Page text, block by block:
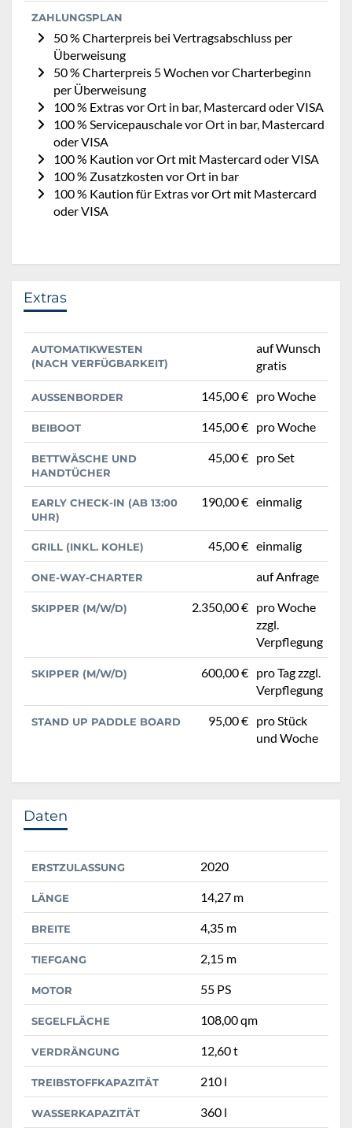
ZAHLUNGSPLAN
50 % Charterpreis bei Vertragsabschluss per
Überweisung
50 % Charterpreis 5 Wochen vor Charterbeginn
per Überweisung
100 % Extras vor Ort in bar, Mastercard oder VISA
100 % Servicepauschale vor Ort in bar, Mastercard
oder VISA
100 % Kaution vor Ort mit Mastercard oder VISA
100 % Zusatzkosten vor Ort in bar
100 % Kaution für Extras vor Ort mit Mastercard
oder VISA
Extras
AUTOMATIKWESTEN
(NACH VERFÜGBARKEIT)
auf Wunsch
gratis
AUSSENBORDER 145,00 € pro Woche
BEIBOOT 145,00 € pro Woche
BETTWÄSCHE UND
HANDTÜCHER
45,00 € pro Set
EARLY CHECK-IN (AB 13:00
UHR)
190,00 € einmalig
GRILL (INKL. KOHLE) 45,00 € einmalig
ONE-WAY-CHARTER auf Anfrage
SKIPPER (M/W/D) 2.350,00 € pro Woche
zzgl.
Verpflegung
SKIPPER (M/W/D) 600,00 € pro Tag zzgl.
Verpflegung
STAND UP PADDLE BOARD 95,00 € pro Stück
und Woche
Daten
ERSTZULASSUNG 2020
LÄNGE 14,27 m
BREITE 4,35 m
TIEFGANG 2,15 m
MOTOR 55 PS
SEGELFLÄCHE 108,00 qm
VERDRÄNGUNG 12,60 t
TREIBSTOFFKAPAZITÄT 210 l
WASSERKAPAZITÄT 360 l